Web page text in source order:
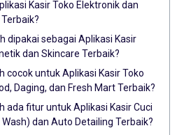
Kasir Toko Elektronik dan
dipakai sebagai Aplikasi Kasir
dan Skincare Terbaik?
cocok untuk Aplikasi Kasir Toko
Daging, dan Fresh Mart Terbaik?
ada fitur untuk Aplikasi Kasir Cuci
Wash) dan Auto Detailing Terbaik?